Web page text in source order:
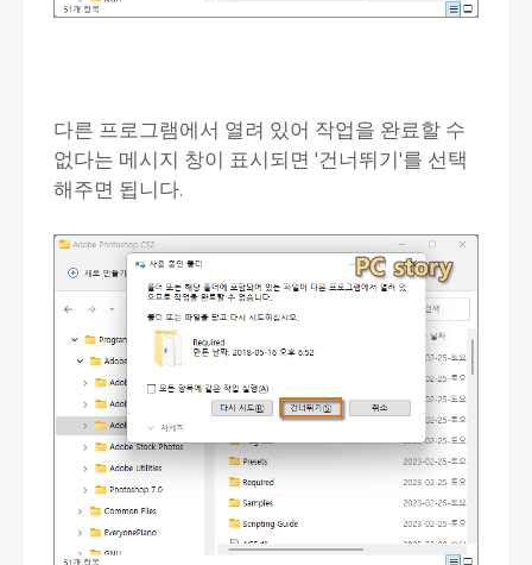
다른 프로그램에서 열려 있어 작업을 완료할 수
없다는 메시지 창이 표시되면 '건너뛰기'를 선택
해주면 됩니다.